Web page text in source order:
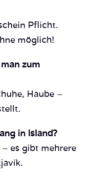
Pflicht.
möglich!
zum
Haube –
in Island?
es gibt mehrere